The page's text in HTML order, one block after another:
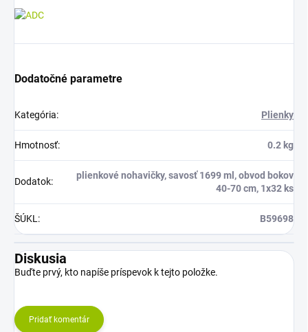
Dodatočné parametre
Kategória: Plienky
Hmotnosť: 0.2 kg
Dodatok:
plienkové nohavičky, savosť 1699 ml, obvod bokov
40-70 cm, 1x32 ks
ŠÚKL: B59698
Diskusia
Buďte prvý, kto napíše príspevok k tejto položke.
Pridať komentár